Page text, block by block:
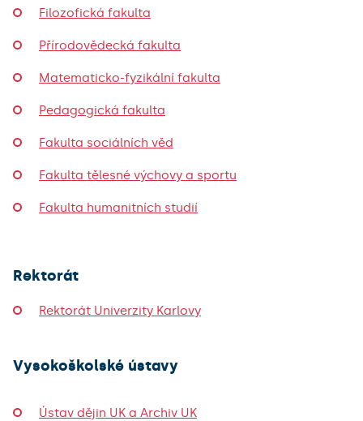
Filozofická fakulta
Přírodovědecká fakulta
Matematicko-fyzikální fakulta
Pedagogická fakulta
Fakulta sociálních věd
Fakulta tělesné výchovy a sportu
Fakulta humanitních studií
Rektorát
Rektorát Univerzity Karlovy
Vysokoškolské ústavy
Ústav dějin UK a Archiv UK